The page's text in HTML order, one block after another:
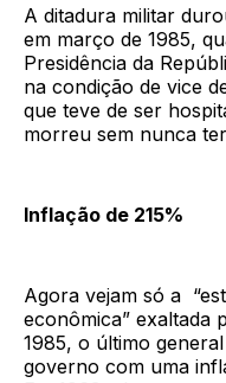
A ditadura militar
em março de 1985,
Presidência da
na condição de vice
que teve de ser
morreu sem nunca
Inflação de 215%
Agora vejam só a
econômica” exaltada
1985, o último
governo com uma